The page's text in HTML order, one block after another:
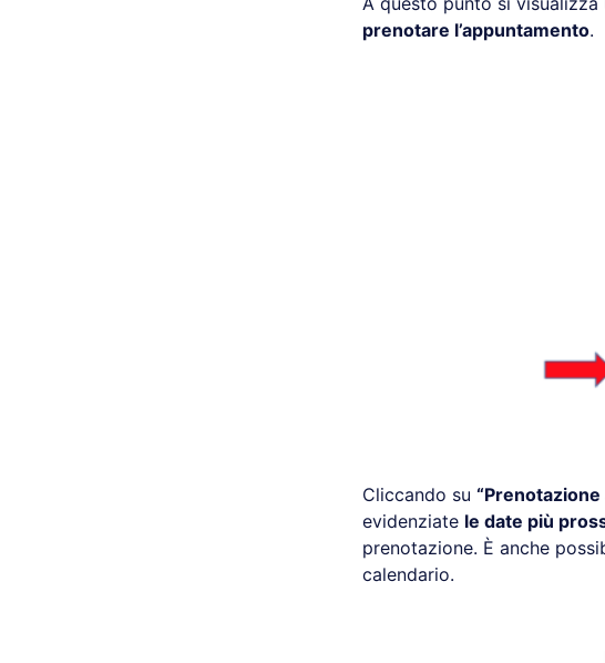
prenotare l’appuntamento.
Cliccando su
evidenziate le date più
prenotazione. È anche
calendario.